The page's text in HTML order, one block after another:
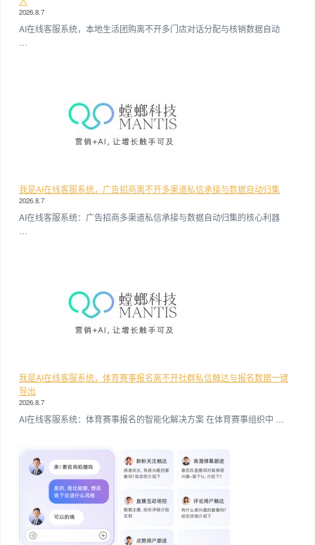
2026.8.7
AI在线客服系统，本地生活团购离不开多门店对话分配与核销数据自动
我是AI在线客服系统，广告招商离不开多渠道私信承接与数据自动归集
2026.8.7
AI在线客服系统：广告招商多渠道私信承接与数据自动归集的核心利器
我是AI在线客服系统，体育赛事报名离不开社群私信触达与报名数据一键
导出
2026.8.7
AI在线客服系统：体育赛事报名的智能化解决方案 在体育赛事组织中 …